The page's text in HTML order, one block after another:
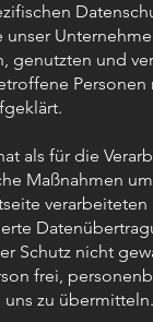
unser
genutzten und
als für die
Maßnahmen
Schutz nicht
frei,
zu übermitteln.